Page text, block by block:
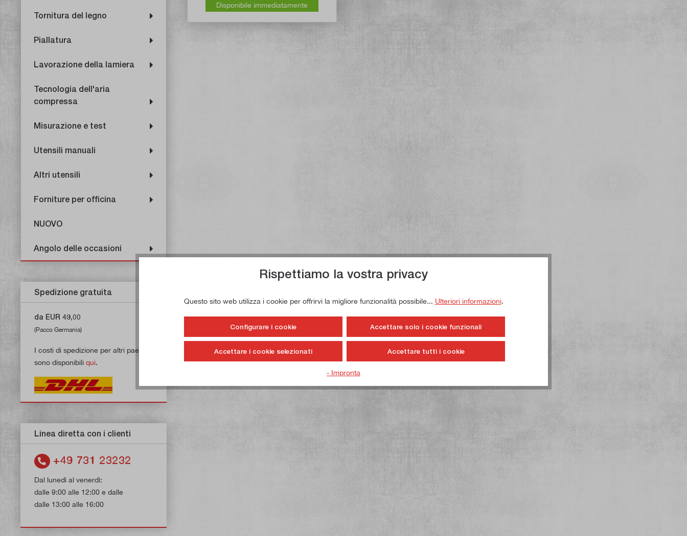
Tornitura del legno
Piallatura
Lavorazione della lamiera
Tecnologia dell'aria
compressa
Misurazione e test
Utensili manuali
Altri utensili
Forniture per officina
NUOVO
Angolo delle occasioni
Spedizione gratuita
da EUR 49,00
(Pacco Germania)
I costi di spedizione per altri paesi
sono disponibili qui.
Linea diretta con i clienti
+49 731 23232
Dal lunedì al venerdì:
dalle 9:00 alle 12:00 e dalle
dalle 13:00 alle 16:00
Disponibile immediatamente
Rispettiamo la vostra privacy
Questo sito web utilizza i cookie per offrirvi la migliore funzionalità possibile... Ulteriori informazioni.
Configurare i cookie Accettare solo i cookie funzionali
Accettare i cookie selezionati Accettare tutti i cookie
- Impronta